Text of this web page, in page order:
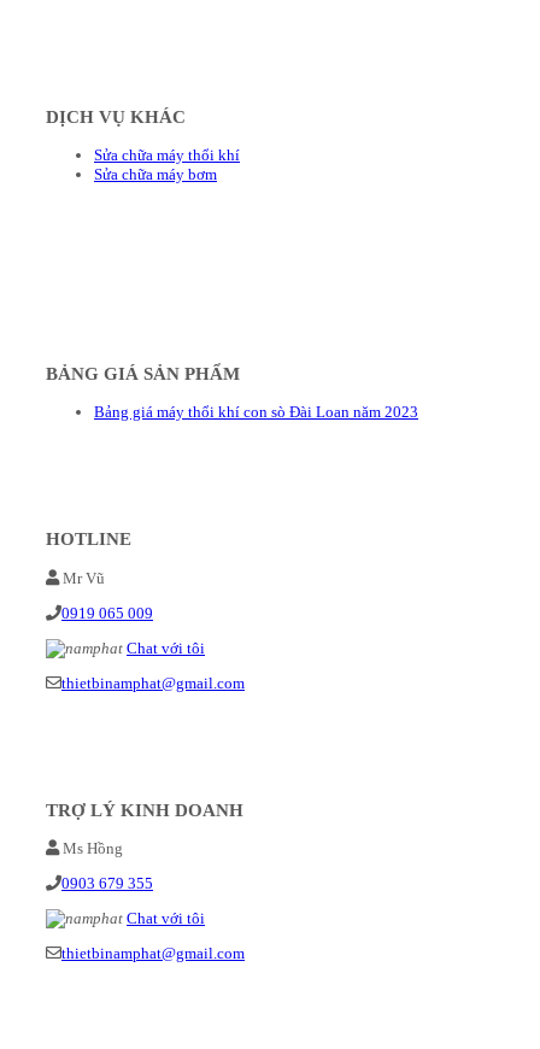
DỊCH VỤ KHÁC
Sửa chữa máy thổi khí
Sửa chữa máy bơm
BẢNG GIÁ SẢN PHẨM
Bảng giá máy thổi khí con sò Đài Loan năm 2023
HOTLINE
Mr Vũ
0919 065 009
Chat với tôi
thietbinamphat@gmail.com
TRỢ LÝ KINH DOANH
Ms Hồng
0903 679 355
Chat với tôi
thietbinamphat@gmail.com